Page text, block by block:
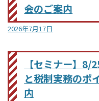
会のご案内
2026年7月17日
【セミナー】8/
と税制実務のポ
内